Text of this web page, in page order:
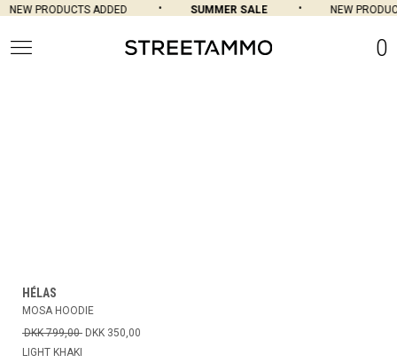
NEW PRODUCTS ADDED SUMMER SALE NEW
0
HÉLAS
MOSA HOODIE
DKK 799,00 DKK 350,00
LIGHT KHAKI